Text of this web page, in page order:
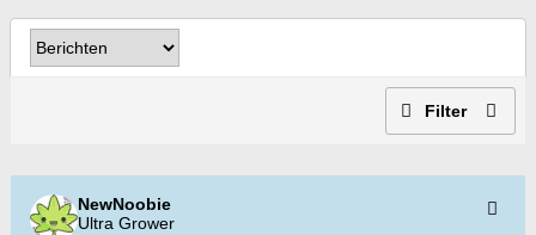
Filter
NewNoobie
Ultra Grower